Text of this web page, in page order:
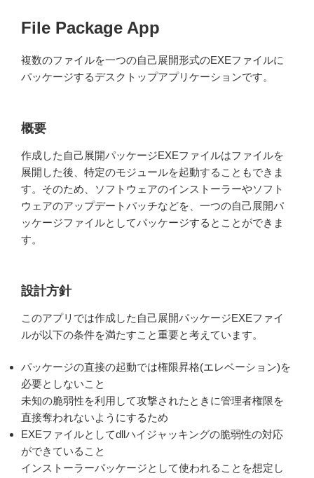
File Package App
複数のファイルを一つの自己展開形式のEXEファイルに
パッケージするデスクトップアプリケーションです。
概要
作成した自己展開パッケージEXEファイルはファイルを
展開した後、特定のモジュールを起動することもできま
す。そのため、ソフトウェアのインストーラーやソフト
ウェアのアップデートパッチなどを、一つの自己展開パ
ッケージファイルとしてパッケージするとことができま
す。
設計方針
このアプリでは作成した自己展開パッケージEXEファイ
ルが以下の条件を満たすこと重要と考えています。
パッケージの直接の起動では権限昇格(エレベーション)を
必要としないこと
未知の脆弱性を利用して攻撃されたときに管理者権限を
直接奪われないようにするため
EXEファイルとしてdllハイジャッキングの脆弱性の対応
ができていること
インストーラーパッケージとして使われることを想定し